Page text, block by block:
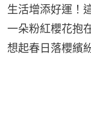
生活增添好運！
一朵粉紅櫻花抱
想起春日落櫻繽